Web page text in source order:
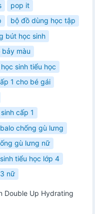
pop it
bộ đồ dùng học tập
bút học sinh
bảy màu
sinh tiểu học
1 cho bé gái
cấp 1
balo chống gù lưng
gù lưng nữ
tiểu học lớp 4
nữ
Double Up Hydrating